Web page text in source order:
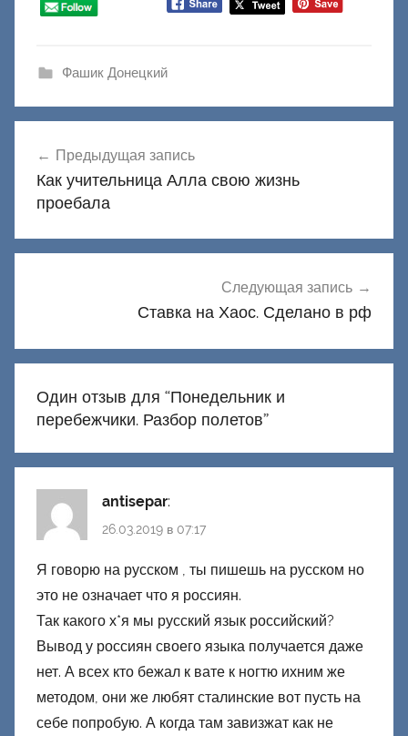
Фашик Донецкий
по
записям
Предыдущая запись
Как учительница Алла свою жизнь
проебала
Следующая запись
Ставка на Хаос. Сделано в рф
Один отзыв для “Понедельник и
перебежчики. Разбор полетов”
antisepar:
26.03.2019 в 07:17
Я говорю на русском , ты пишешь на русском но
это не означает что я россиян.
Так какого х*я мы русский язык российский?
Вывод у россиян своего языка получается даже
нет. А всех кто бежал к вате к ногтю ихним же
методом, они же любят сталинские вот пусть на
себе попробую. А когда там завизжат как не